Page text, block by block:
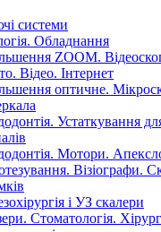
системи
Обладнання
ZOOM.
Відео. Інтернет
оптичне.
Устаткування
Мотори.
Візіографи.
і УЗ cкалери
Стоматологія.